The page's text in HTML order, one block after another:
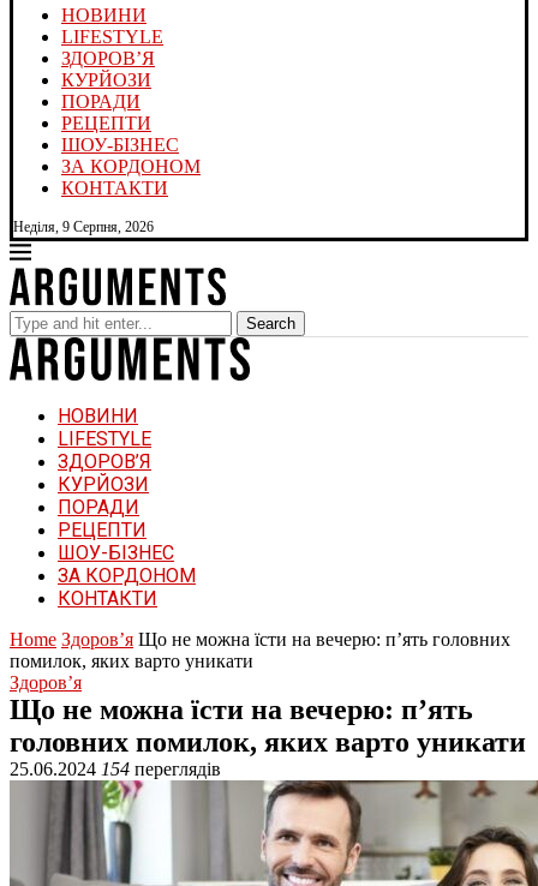
НОВИНИ
LIFESTYLE
ЗДОРОВ’Я
КУРЙОЗИ
ПОРАДИ
РЕЦЕПТИ
ШОУ-БІЗНЕС
ЗА КОРДОНОМ
КОНТАКТИ
Неділя, 9 Серпня, 2026
Search
НОВИНИ
LIFESTYLE
ЗДОРОВ’Я
КУРЙОЗИ
ПОРАДИ
РЕЦЕПТИ
ШОУ-БІЗНЕС
ЗА КОРДОНОМ
КОНТАКТИ
Home Здоров’я Що не можна їсти на вечерю: п’ять головних
помилок, яких варто уникати
Здоров’я
Що не можна їсти на вечерю: п’ять
головних помилок, яких варто уникати
25.06.2024 154 переглядів